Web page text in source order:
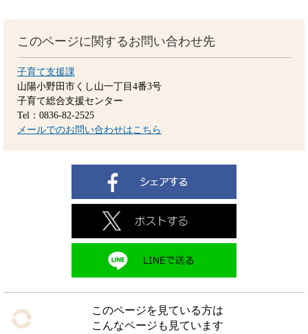
このページに関するお問い合わせ先
子育て支援課
山陽小野田市くし山一丁目4番3号
子育て総合支援センター
Tel：0836-82-2525
メールでのお問い合わせはこちら
このページを見ている方は
こんなページも見ています